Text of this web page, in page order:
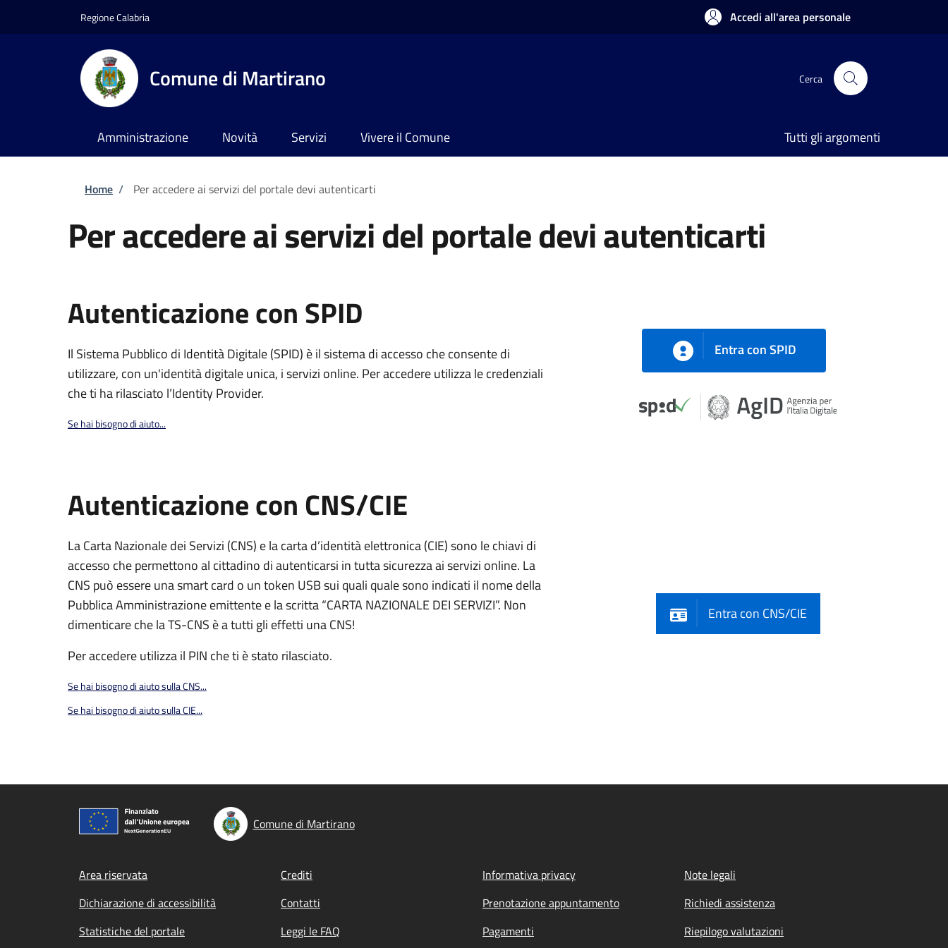
Regione Calabria Accedi all'area personale
Comune di Martirano Cerca
Amministrazione Novità Servizi Vivere il Comune Tutti gli argomenti
Briciole di pane
Home / Per accedere ai servizi del portale devi autenticarti
Per accedere ai servizi del portale devi autenticarti
Autenticazione con SPID
Il Sistema Pubblico di Identità Digitale (SPID) è il sistema di accesso che consente di
utilizzare, con un'identità digitale unica, i servizi online. Per accedere utilizza le credenziali
che ti ha rilasciato l’Identity Provider.
Se hai bisogno di aiuto...
Entra con SPID
Autenticazione con CNS/CIE
La Carta Nazionale dei Servizi (CNS) e la carta d’identità elettronica (CIE) sono le chiavi di
accesso che permettono al cittadino di autenticarsi in tutta sicurezza ai servizi online. La
CNS può essere una smart card o un token USB sui quali quale sono indicati il nome della
Pubblica Amministrazione emittente e la scritta “CARTA NAZIONALE DEI SERVIZI”. Non
dimenticare che la TS-CNS è a tutti gli effetti una CNS!
Per accedere utilizza il PIN che ti è stato rilasciato.
Se hai bisogno di aiuto sulla CNS...
Se hai bisogno di aiuto sulla CIE...
Entra con CNS/CIE
Comune di Martirano
Footer menu
Area riservata Crediti Informativa privacy
Note legali
Dichiarazione di accessibilità
Contatti Prenotazione appuntamento
Richiedi assistenza
Statistiche del portale
Leggi le FAQ Pagamenti Riepilogo valutazioni